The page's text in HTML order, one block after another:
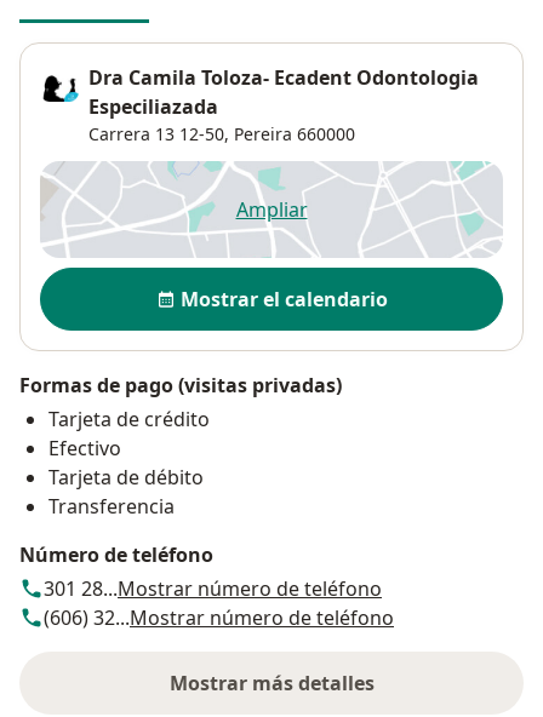
Dra Camila Toloza- Ecadent Odontologia
Especiliazada
Carrera 13 12-50, Pereira 660000
Ampliarse abre en una nueva
Disponibilidad
Mostrar el calendario
Formas de pago (visitas privadas)
Tarjeta de crédito
Efectivo
Tarjeta de débito
Transferencia
Número de teléfono
301 28...Mostrar número de teléfono
(606) 32...Mostrar número de teléfono
Mostrar más detalles
sobre la dirección